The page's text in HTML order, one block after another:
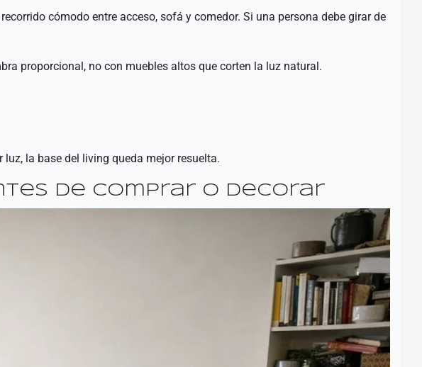
cómodo entre acceso, sofá y comedor. Si una persona debe girar de
proporcional, no con muebles altos que corten la luz natural.
la base del living queda mejor resuelta.
de comprar o decorar